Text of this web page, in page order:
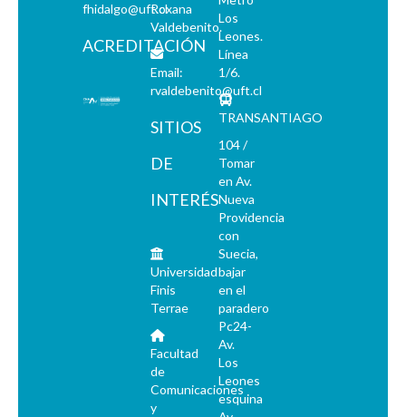
fhidalgo@uft.cl
ACREDITACIÓN
Roxana
Valdebenito.
Email:
rvaldebenito@uft.cl
SITIOS
DE
INTERÉS
Universidad
Finis
Terrae
Facultad
de
Comunicaciones
y
Los
Leones.
Línea
1/6.
TRANSANTIAGO
104 /
Tomar
en Av.
Nueva
Providencia
con
Suecia,
bajar
en el
paradero
Pc24-
Av.
Los
Leones
esquina